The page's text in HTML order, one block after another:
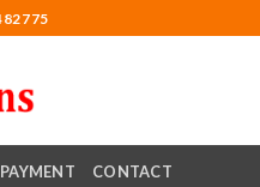
PAYMENT CONTACT